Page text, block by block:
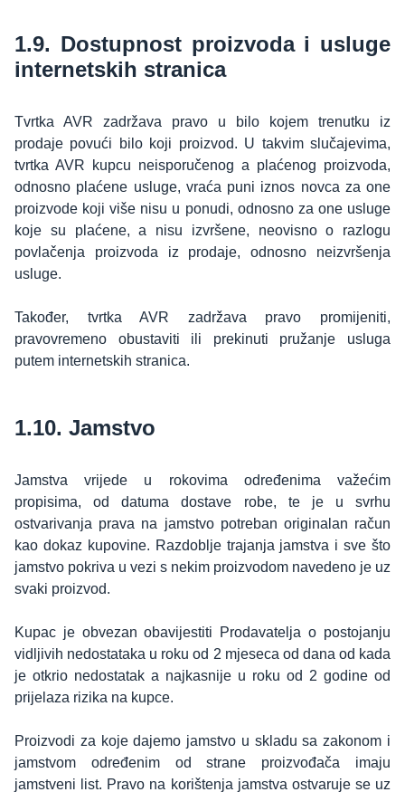
1.9. Dostupnost proizvoda i usluge
internetskih stranica
Tvrtka AVR zadržava pravo u bilo kojem trenutku iz
prodaje povući bilo koji proizvod. U takvim slučajevima,
tvrtka AVR kupcu neisporučenog a plaćenog proizvoda,
odnosno plaćene usluge, vraća puni iznos novca za one
proizvode koji više nisu u ponudi, odnosno za one usluge
koje su plaćene, a nisu izvršene, neovisno o razlogu
povlačenja proizvoda iz prodaje, odnosno neizvršenja
usluge.
Također, tvrtka AVR zadržava pravo promijeniti,
pravovremeno obustaviti ili prekinuti pružanje usluga
putem internetskih stranica.
1.10. Jamstvo
Jamstva vrijede u rokovima određenima važećim
propisima, od datuma dostave robe, te je u svrhu
ostvarivanja prava na jamstvo potreban originalan račun
kao dokaz kupovine. Razdoblje trajanja jamstva i sve što
jamstvo pokriva u vezi s nekim proizvodom navedeno je uz
svaki proizvod.
Kupac je obvezan obavijestiti Prodavatelja o postojanju
vidljivih nedostataka u roku od 2 mjeseca od dana od kada
je otkrio nedostatak a najkasnije u roku od 2 godine od
prijelaza rizika na kupce.
Proizvodi za koje dajemo jamstvo u skladu sa zakonom i
jamstvom određenim od strane proizvođača imaju
jamstveni list. Pravo na korištenja jamstva ostvaruje se uz